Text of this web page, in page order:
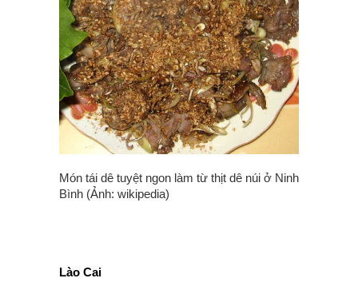
Món tái dê tuyệt ngon làm từ thịt dê núi ở Ninh
Bình (Ảnh: wikipedia)
Lào Cai